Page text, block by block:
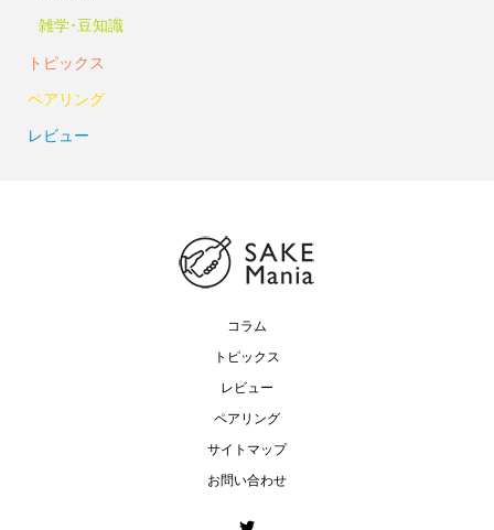
雑学･豆知識
トピックス
ペアリング
レビュー
コラム
トピックス
レビュー
ペアリング
サイトマップ
お問い合わせ